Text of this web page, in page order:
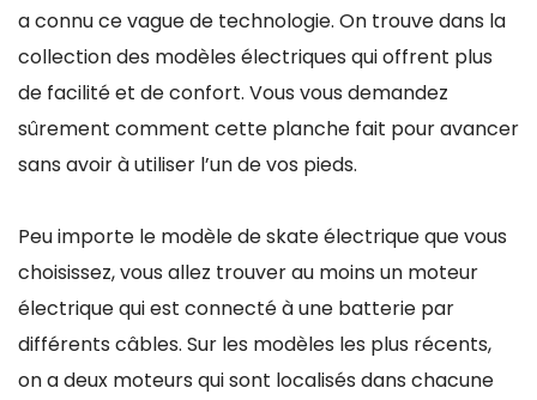
a connu ce vague de technologie. On trouve dans la
collection des modèles électriques qui offrent plus
de facilité et de confort. Vous vous demandez
sûrement comment cette planche fait pour avancer
sans avoir à utiliser l’un de vos pieds.
Peu importe le modèle de skate électrique que vous
choisissez, vous allez trouver au moins un moteur
électrique qui est connecté à une batterie par
différents câbles. Sur les modèles les plus récents,
on a deux moteurs qui sont localisés dans chacune